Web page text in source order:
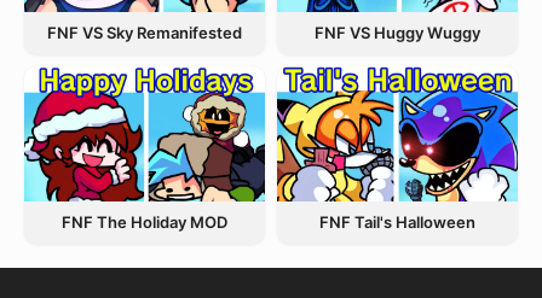
FNF VS Sky Remanifested FNF VS Huggy Wuggy
FNF The Holiday MOD FNF Tail's Halloween